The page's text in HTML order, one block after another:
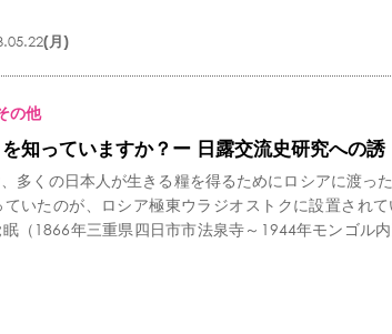
(月)
の他
知っていますか？ー 日露交流史研究への誘
多くの日本人が生きる糧を得るためにロシアに渡っ
いたのが、ロシア極東ウラジオストクに設置され
（1866年三重県四日市市法泉寺～1944年モンゴル